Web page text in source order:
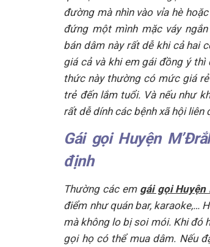
đường mà nhìn vào vỉa hè
đứng một mình mặc váy
bán dâm này rất dễ khi cả hai
giá cả và khi em gái đồng ý
thức này thường có mức giá
trẻ đến lắm tuổi. Và nếu như
rất dễ dính các bệnh xã hội liên
Gái gọi Huyện
định
Thường các em gái gọi Huyện
điểm như quán bar, karaoke,…
mà không lo bị soi mói. Khi đó
gọi họ có thể mua dâm. Nếu